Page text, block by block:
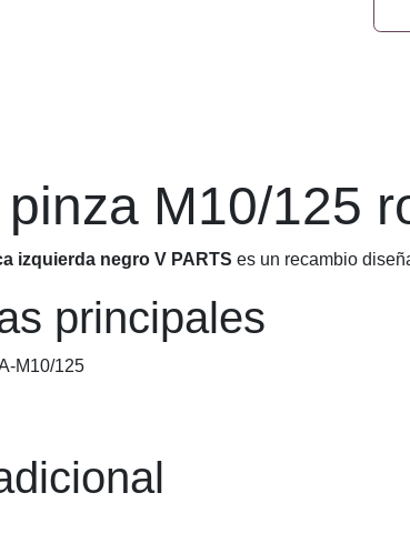
M10/125
izquierda negro V PARTS
principales